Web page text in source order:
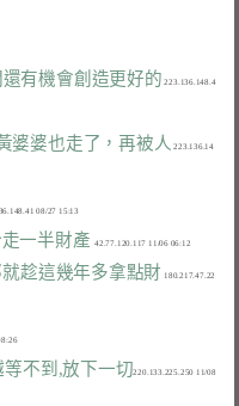
有機會創造更好的 223.136.148.4
婆婆也走了，再被人 223.136.14
223.136.148.41 08/27 15:13
一半財產
趁這幾年多拿點財 180.217.47.22
180.217.47.220 11/07 08:26
不到,放下一切220.133.225.250 11/08